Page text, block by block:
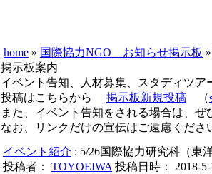
home » 国際協力NGO お知らせ掲示板
掲示板案内
イベント告知、人材募集、スタディツ
投稿はこちらから 掲示板新規投稿 （
また、イベント告知をされる場合は、
なお、リンクだけの宣伝はご遠慮くださ
イベント紹介 : 5/26国際協力研究科（東
投稿者： TOYOEIWA 投稿日時： 2018-5-